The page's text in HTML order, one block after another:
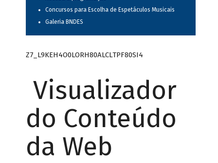
Concursos para Escolha de Espetáculos Musicais
Galeria BNDES
Z7_L9KEH4O0LORH80ALCLTPF80SI4
Visualizador
do Conteúdo
da Web